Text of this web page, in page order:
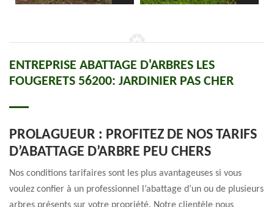
ENTREPRISE ABATTAGE D'ARBRES LES
FOUGERETS 56200: JARDINIER PAS CHER
PROLAGUEUR : PROFITEZ DE NOS TARIFS
D’ABATTAGE D’ARBRE PEU CHERS
Nos conditions tarifaires sont les plus avantageuses si vous
voulez confier à un professionnel l’abattage d’un ou de plusieurs